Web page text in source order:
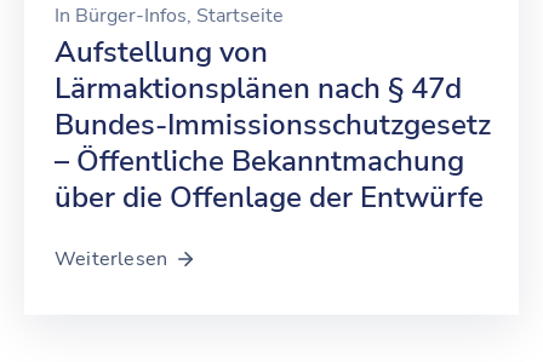
In Bürger-Infos‚ Startseite
Aufstellung von
Lärmaktionsplänen nach § 47d
Bundes-Immissionsschutzgesetz
– Öffentliche Bekanntmachung
über die Offenlage der Entwürfe
Weiterlesen